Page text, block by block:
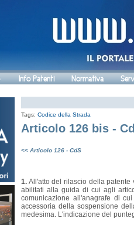
Info Patenti Normativa
Tags: Codice della Strada
Articolo 126 bis -
<< Articolo 126 - CdS
1. All'atto del rilascio della
abilitati alla guida di cui agli
comunicazione all'anagrafe di
accessoria della sospensione
medesima. L'indicazione del